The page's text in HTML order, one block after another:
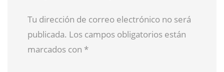
Tu dirección de correo electrónico no será
publicada. Los campos obligatorios están
marcados con *